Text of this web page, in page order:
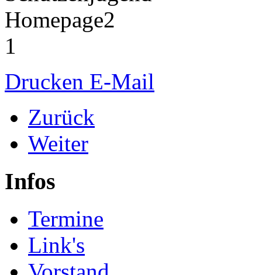
Drucken E-Mail
Zurück
Weiter
Infos
Termine
Link's